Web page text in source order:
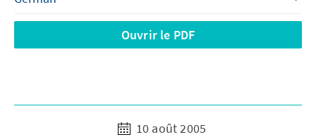
Ouvrir le PDF
10 août 2005